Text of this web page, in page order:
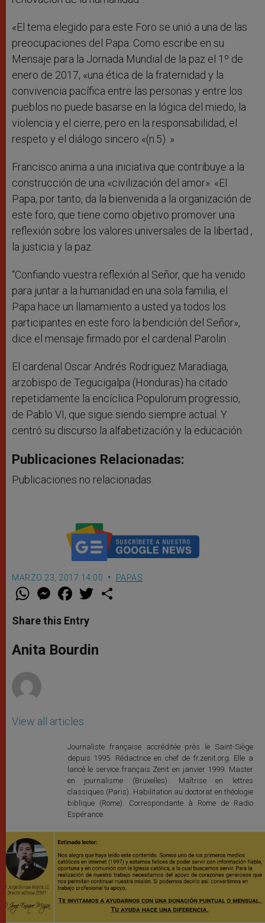
«El tema elegido para este Foro se unió a una de las
preocupaciones del Papa. Como escribe en su
Mensaje para la Jornada Mundial de la paz el 1º de
enero de 2017, «una ética de la fraternidad y la
convivencia pacífica entre las personas y entre los
pueblos no puede basarse en la lógica del miedo, la
violencia y el cierre, pero en la responsabilidad, el
respeto y el diálogo sincero «(n.5). »
Francisco anima a una iniciativa que contribuye a la
construcción de una «civilización del amor»: «El
Papa, por tanto, da la bienvenida a la organización de
este foro, que tiene como objetivo promover una
reflexión sobre los valores universales de la libertad ,
la justicia y la paz.
“Confiando vuestra reflexión al Señor, que ha venido
para juntar a la humanidad en una sola familia, el
Papa hace un llamamiento a usted ya todos los
participantes en este foro la bendición del Señor»,
dice el mensaje firmado por el cardenal Parolin .
El cardenal Oscar Andrés Rodriguez Maradiaga,
arzobispo de Tegucigalpa (Honduras) ha citado
repetidamente la encíclica Populorum progressio,
de Pablo VI, que sigue siendo siempre actual. Y
centró su discurso la alfabetización y la educación.
Publicaciones Relacionadas:
Publicaciones no relacionadas.
MARZO 23, 2017 14:00 PAPAS
W
t
s
p
p
M
e
s
e
g
e
F
a
e
b
o
k
w
r
Share this Entry
Anita Bourdin
View all articles
Journaliste française accréditée près le Saint-Siège
depuis 1995. Rédactrice en chef de fr.zenit.org. Elle a
lancé le service français Zenit en janvier 1999. Master
en journalisme (Bruxelles). Maîtrise en lettres
classiques (Paris). Habilitation au doctorat en théologie
biblique (Rome). Correspondante à Rome de Radio
Espérance.